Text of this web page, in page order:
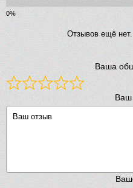
Отзывов ещё
Ваша
Ваш